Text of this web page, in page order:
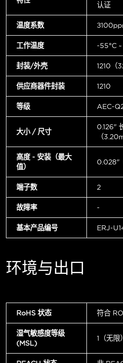
认证
温度系数
工作温度 -55°C
封装/外壳 1210（
供应商器件封装 1210
等级 AEC-
大小 / 尺寸
0.126"
（
高度 - 安装（最大
值）
0.028"
端子数 2
故障率 -
基本产品编号 ERJ-
环境与出口
RoHS 状态 符合
湿气敏感度等级
(MSL)
1（无限）